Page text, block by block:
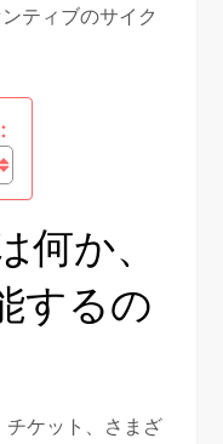
ティブのサイク
何か、
するの
チケット、さまざ